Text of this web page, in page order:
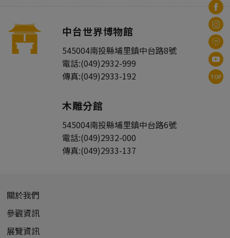
中台世界博物館
545004南投縣埔里鎮中台路8號
電話:(049)2932-999
傳真:(049)2933-192
木雕分館
545004南投縣埔里鎮中台路6號
電話:(049)2932-000
傳真:(049)2933-137
關於我們
參觀資訊
展覽資訊
TOP